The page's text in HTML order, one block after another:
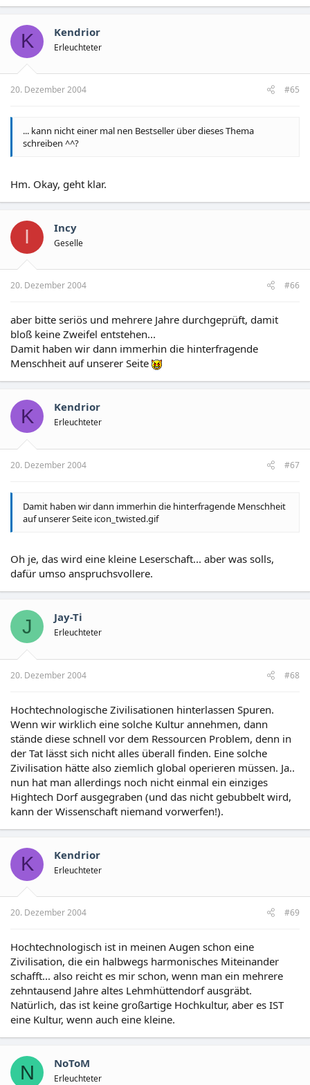
K Kendrior
Erleuchteter
20. Dezember 2004 #65
... kann nicht einer mal nen Bestseller über dieses Thema
schreiben ^^?
Hm. Okay, geht klar.
I Incy
Geselle
20. Dezember 2004 #66
aber bitte seriös und mehrere Jahre durchgeprüft, damit
bloß keine Zweifel entstehen...
Damit haben wir dann immerhin die hinterfragende
Menschheit auf unserer Seite
K Kendrior
Erleuchteter
20. Dezember 2004 #67
Damit haben wir dann immerhin die hinterfragende Menschheit
auf unserer Seite icon_twisted.gif
Oh je, das wird eine kleine Leserschaft... aber was solls,
dafür umso anspruchsvollere.
J Jay-Ti
Erleuchteter
20. Dezember 2004 #68
Hochtechnologische Zivilisationen hinterlassen Spuren.
Wenn wir wirklich eine solche Kultur annehmen, dann
stände diese schnell vor dem Ressourcen Problem, denn in
der Tat lässt sich nicht alles überall finden. Eine solche
Zivilisation hätte also ziemlich global operieren müssen. Ja..
nun hat man allerdings noch nicht einmal ein einziges
Hightech Dorf ausgegraben (und das nicht gebubbelt wird,
kann der Wissenschaft niemand vorwerfen!).
K Kendrior
Erleuchteter
20. Dezember 2004 #69
Hochtechnologisch ist in meinen Augen schon eine
Zivilisation, die ein halbwegs harmonisches Miteinander
schafft... also reicht es mir schon, wenn man ein mehrere
zehntausend Jahre altes Lehmhüttendorf ausgräbt.
Natürlich, das ist keine großartige Hochkultur, aber es IST
eine Kultur, wenn auch eine kleine.
N NoToM
Erleuchteter